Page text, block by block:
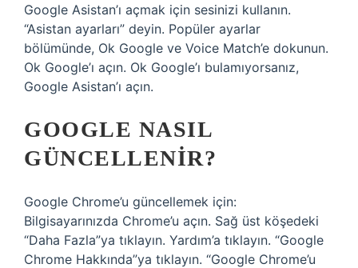
Google Asistan’ı açmak için sesinizi kullanın.
“Asistan ayarları” deyin. Popüler ayarlar
bölümünde, Ok Google ve Voice Match’e dokunun.
Ok Google’ı açın. Ok Google’ı bulamıyorsanız,
Google Asistan’ı açın.
GOOGLE NASIL
GÜNCELLENIR?
Google Chrome’u güncellemek için:
Bilgisayarınızda Chrome’u açın. Sağ üst köşedeki
“Daha Fazla”ya tıklayın. Yardım’a tıklayın. “Google
Chrome Hakkında”ya tıklayın. “Google Chrome’u